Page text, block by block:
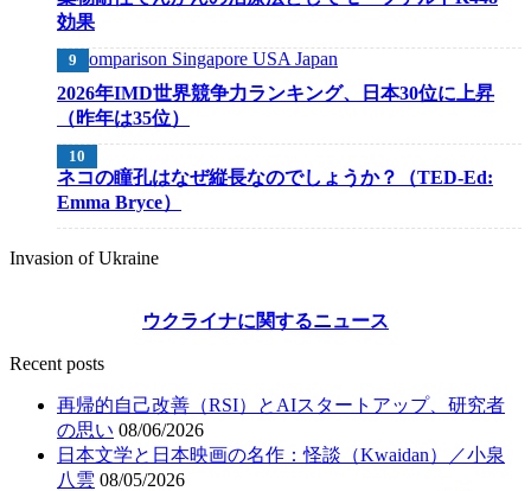
効果
2026年IMD世界競争力ランキング、日本30位に上昇
（昨年は35位）
ネコの瞳孔はなぜ縦長なのでしょうか？（TED-Ed:
Emma Bryce）
Invasion of Ukraine
ウクライナに関するニュース
Recent posts
再帰的自己改善（RSI）とAIスタートアップ、研究者
の思い 08/06/2026
日本文学と日本映画の名作：怪談（Kwaidan）／小泉
八雲 08/05/2026